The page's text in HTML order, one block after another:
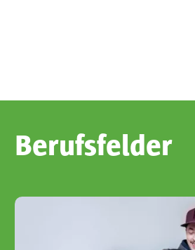
Berufsfelder